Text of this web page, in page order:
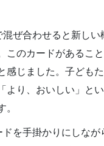
ぜ合わせると新しい
このカードがあるこ
感じました。子ども
より、おいしい」と
を手掛かりにしなが